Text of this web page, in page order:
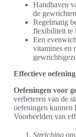
Handhaven
de
Regelmatig
flexibiliteit te
Een
vitamines en
Effectieve
Oefeningen voor
verbeteren van de
oefeningen kunnen
Voorbeelden van
Stretching